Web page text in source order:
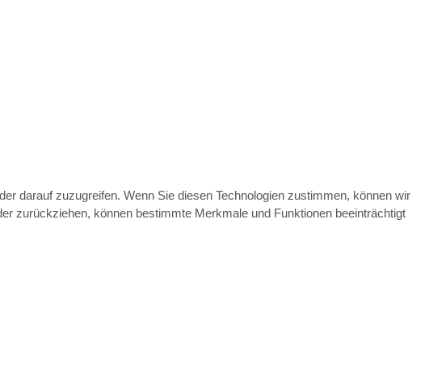
darauf zuzugreifen. Wenn Sie diesen Technologien zustimmen, können wir
zurückziehen, können bestimmte Merkmale und Funktionen beeinträchtigt